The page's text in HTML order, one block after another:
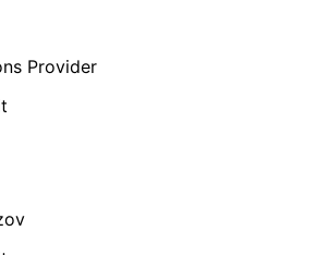
Best Payment Solutions Provider
Forex Traders Summit
Best CEO Arthur Azizov